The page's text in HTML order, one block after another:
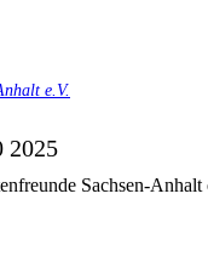
e.V.
2025
Sachsen-